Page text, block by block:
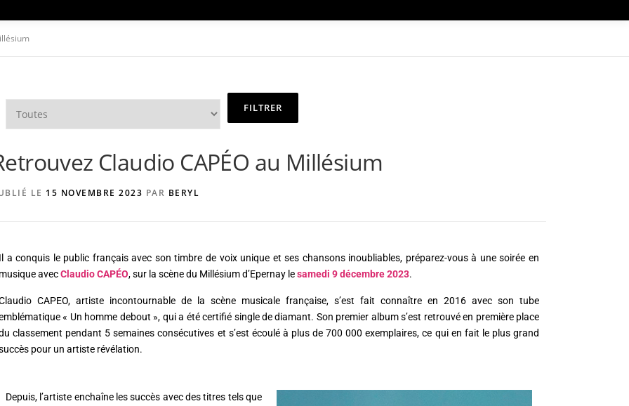
Claudio CAPÉO au Millésium
LE 15 NOVEMBRE 2023 PAR BERYL
a conquis le public français avec son timbre de voix unique et ses chansons inoubliables, préparez-vous à une soirée en
avecClaudio CAPÉO, sur la scène du Millésium d’Epernay lesamedi 9 décembre 2023.
CAPEO, artiste incontournable de la scène musicale française, s’est fait connaître en 2016 avec son tube
« Un homme debout », qui a été certifié single de diamant. Son premier album s’est retrouvé en première place
classement pendant 5 semaines consécutives et s’est écoulé à plus de 700 000 exemplaires, ce qui en fait le plus grand
pour un artiste révélation.
Depuis, l’artiste enchaîne les succès avec des titres tels que